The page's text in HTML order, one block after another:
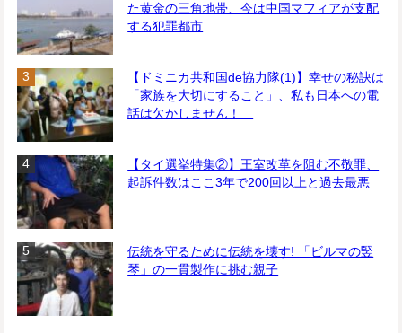
た黄金の三角地帯、今は中国マフィアが支配
する犯罪都市
【ドミニカ共和国de協力隊(1)】幸せの秘訣は
「家族を大切にすること」、私も日本への電
話は欠かしません！
【タイ選挙特集②】王室改革を阻む不敬罪、
起訴件数はここ3年で200回以上と過去最悪
伝統を守るために伝統を壊す! 「ビルマの竪
琴」の一貫製作に挑む親子